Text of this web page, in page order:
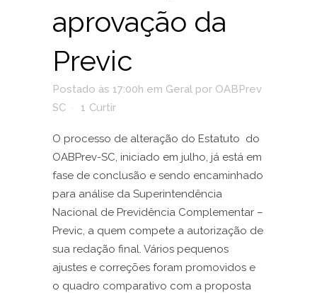
aprovação da
Previc
Postado às 17:00h em Geral por OABPrev
SC
1 Curtir
O processo de alteração do Estatuto do
OABPrev-SC, iniciado em julho, já está em
fase de conclusão e sendo encaminhado
para análise da Superintendência
Nacional de Previdência Complementar –
Previc, a quem compete a autorização de
sua redação final. Vários pequenos
ajustes e correções foram promovidos e
o quadro comparativo com a proposta